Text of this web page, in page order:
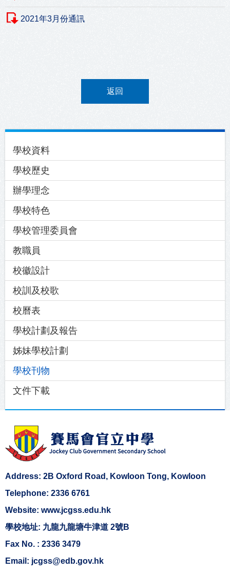
2021年3月份通訊
返回
navigation
學校資料
學校歷史
辦學理念
學校特色
學校管理委員會
教職員
校徽設計
校訓及校歌
校曆表
學校計劃及報告
姊妹學校計劃
學校刊物
文件下載
Address: 2B Oxford Road, Kowloon Tong, Kowloon
Telephone: 2336 6761
Website: www.jcgss.edu.hk
學校地址: 九龍九龍塘牛津道 2號B
Fax No. : 2336 3479
Email: jcgss@edb.gov.hk